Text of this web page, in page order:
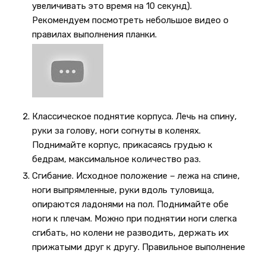
увеличивать это время на 10 секунд).
Рекомендуем посмотреть небольшое видео о
правилах выполнения планки.
Классическое поднятие корпуса. Лечь на спину,
руки за голову, ноги согнуты в коленях.
Поднимайте корпус, прикасаясь грудью к
бедрам, максимальное количество раз.
Сгибание. Исходное положение – лежа на спине,
ноги выпрямленные, руки вдоль туловища,
опираются ладонями на пол. Поднимайте обе
ноги к плечам. Можно при поднятии ноги слегка
сгибать, но колени не разводить, держать их
прижатыми друг к другу. Правильное выполнение